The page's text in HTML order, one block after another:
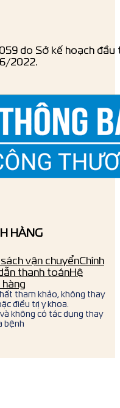
do Sở kế hoạch đầu
2022.
HÀNG
sách vận chuyểnChính
thanh toánHệ
tham khảo, không thay
điều trị y khoa.
không có tác dụng thay
bệnh